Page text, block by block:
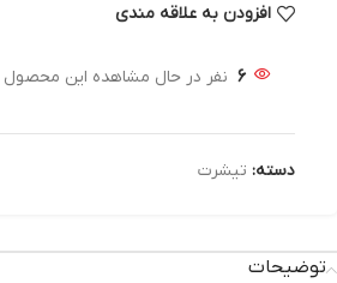
افزودن به علاقه مندی
6 نفر در حال مشاهده این
دسته: تیشرت
توضیحات